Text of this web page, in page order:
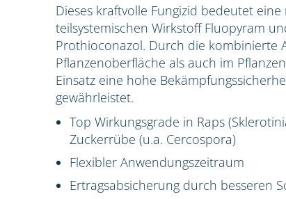
Dieses kraftvolle Fungizid bedeutet
teilsystemischen Wirkstoff Fluopyram
Prothioconazol. Durch die kombinierte
Pflanzenoberfläche als auch im
Einsatz eine hohe
gewährleistet.
Top Wirkungsgrade in Raps
Zuckerrübe (u.a. Cercospora)
Flexibler Anwendungszeitraum
Ertragsabsicherung durch besseren